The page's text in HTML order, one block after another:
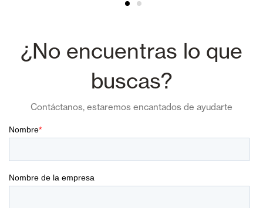
¿No encuentras lo que
buscas?
Contáctanos, estaremos encantados de ayudarte